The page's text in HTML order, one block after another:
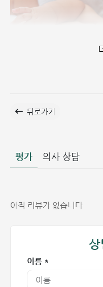
정삭 낭종은 신생아와
신생아 정삭 낭종
과 관련이 있습니다.
돌기라는 관 형태를 형성
닫히고 섬유질 띠를 형성합
초상돌기의 직경이 작
뒤로가기
평가 의사 상담
아직 리뷰가 없습니다
상
이름 *